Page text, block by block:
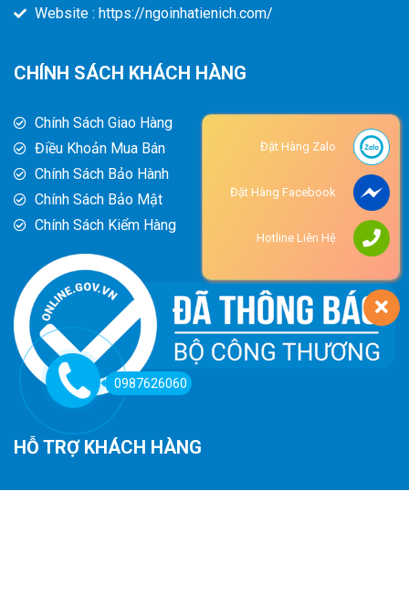
Website : https://ngoinhatienich.com/
CHÍNH SÁCH KHÁCH HÀNG
Chính Sách Giao Hàng
Điều Khoản Mua Bán
Chính Sách Bảo Hành
Chính Sách Bảo Mật
Chính Sách Kiểm Hàng
HỖ TRỢ KHÁCH HÀNG
0987626060
Đặt Hàng Zalo
Đặt Hàng Facebook
Hotline Liên Hệ